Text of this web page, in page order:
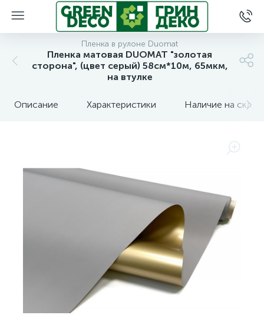
Пленка в рулоне Duomat
Пленка матовая DUOMAT "золотая
сторона", (цвет серый) 58см*10м, 65мкм,
на втулке
Описание Характеристики Наличие на